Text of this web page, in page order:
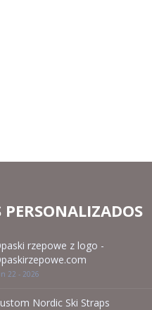
PERSONALIZADOS
rzepowe z logo -
22 - 2026
Nordic Ski Straps